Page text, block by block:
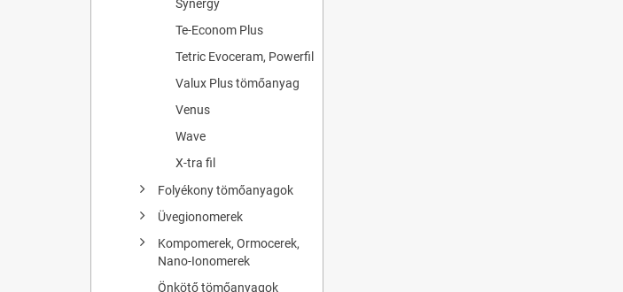
Synergy
Te-Econom Plus
Tetric Evoceram, Powerfil
Valux Plus tömőanyag
Venus
Wave
X-tra fil
Folyékony tömőanyagok
Üvegionomerek
Kompomerek, Ormocerek,
Nano-Ionomerek
Önkötő tömőanyagok